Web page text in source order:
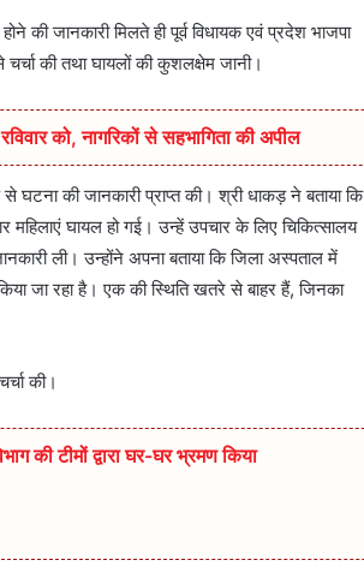
की जानकारी मिलते ही पूर्व विधायक एवं प्रदेश भाजपा
की तथा घायलों की कुशलक्षेम जानी।
को, नागरिकों से सहभागिता की अपील
घटना की जानकारी प्राप्त की। श्री धाकड़ ने बताया कि
महिलाएं घायल हो गई। उन्हें उपचार के लिए चिकित्सालय
ली। उन्होंने अपना बताया कि जिला अस्पताल में
जा रहा है। एक की स्थिति खतरे से बाहर हैं, जिनका
की।
की टीमों द्वारा घर-घर भ्रमण किया